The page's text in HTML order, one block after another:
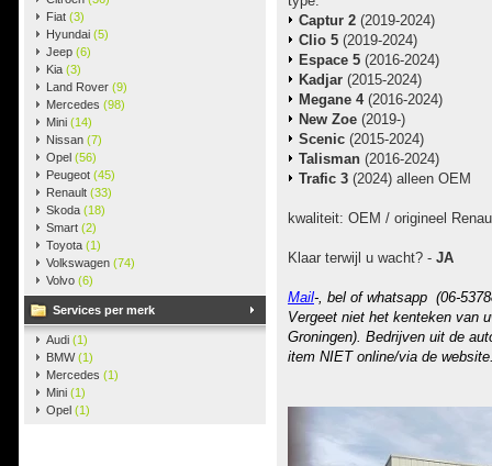
Fiat (3)
Hyundai (5)
Jeep (6)
Kia (3)
Land Rover (9)
Mercedes (98)
Mini (14)
Nissan (7)
Opel (56)
Peugeot (45)
Renault (33)
Skoda (18)
Smart (2)
Toyota (1)
Volkswagen (74)
Volvo (6)
Services per merk
Audi (1)
BMW(1)
Mercedes (1)
Mini (1)
Opel (1)
Captur 2 (2019-2024)
Clio 5 (2019-2024)
Espace 5 (2016-2024)
Kadjar (2015-2024)
Megane 4(2016-2024)
New Zoe (2019-)
Scenic (2015-2024)
Talisman (2016-2024)
Trafic 3 (2024) alleen OEM
kwaliteit: OEM / origineel
Klaar terwijl u wacht? - JA
Mail-, bel of whatsapp (06-
Vergeet niet het kenteken van
Groningen). Bedrijven uit de
item NIET online/via de